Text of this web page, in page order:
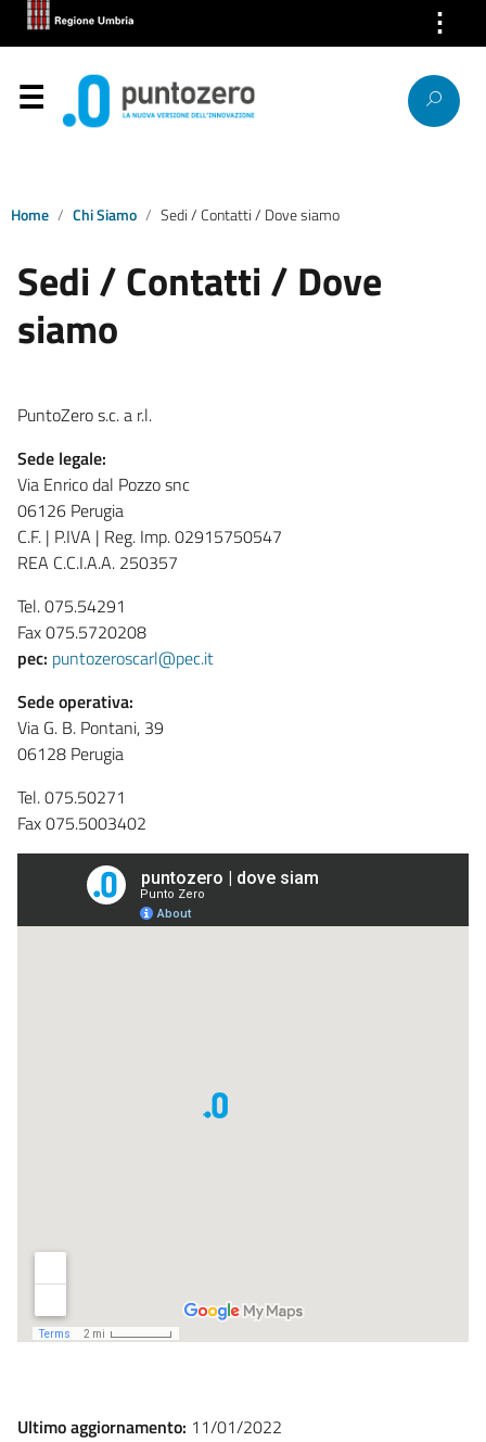
⋮
Chi Siamo
Servizi
News
Ricerca IP
Link
Home Chi Siamo Sedi / Contatti / Dove siamo
Sedi / Contatti / Dove
siamo
PuntoZero s.c. a r.l.
Sede legale:
Via Enrico dal Pozzo snc
06126 Perugia
C.F. | P.IVA | Reg. Imp. 02915750547
REA C.C.I.A.A. 250357
Tel. 075.54291
Fax 075.5720208
pec: puntozeroscarl@pec.it
Sede operativa:
Via G. B. Pontani, 39
06128 Perugia
Tel. 075.50271
Fax 075.5003402
Ultimo aggiornamento: 11/01/2022